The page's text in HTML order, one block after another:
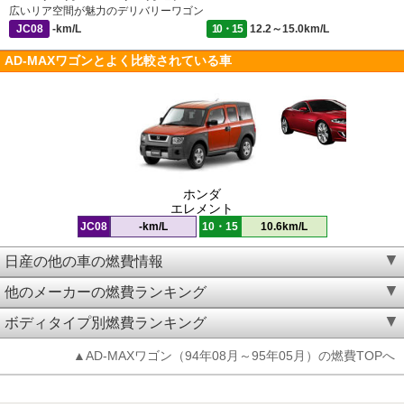
広いリア空間が魅力のデリバリーワゴン
JC08
-km/L 10・15 12.2～15.0km/L
AD-MAXワゴンとよく比較されている車
ホンダ
エレメント
JC08 -km/L 10・15 10.6km/L
日産の他の車の燃費情報
他のメーカーの燃費ランキング
ボディタイプ別燃費ランキング
▲AD-MAXワゴン（94年08月～95年05月）の燃費TOPへ